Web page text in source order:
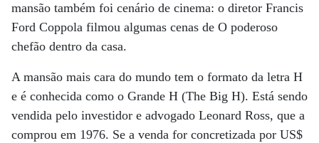
mansão também foi cenário de cinema: o diretor Francis
Ford Coppola filmou algumas cenas de O poderoso
chefão dentro da casa.
A mansão mais cara do mundo tem o formato da letra H
e é conhecida como o Grande H (The Big H). Está sendo
vendida pelo investidor e advogado Leonard Ross, que a
comprou em 1976. Se a venda for concretizada por US$